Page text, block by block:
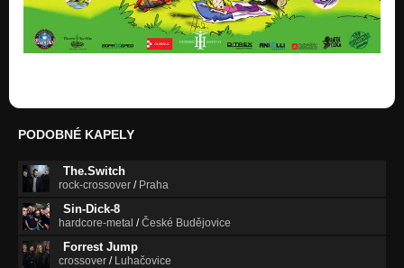
PODOBNÉ KAPELY
The.Switch
rock-crossover / Praha
Sin-Dick-8
hardcore-metal /České Budějovice
Forrest Jump
crossover / Luhačovice